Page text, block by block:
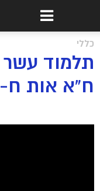
כללי
תלמוד עשר
ח”א אות ח-